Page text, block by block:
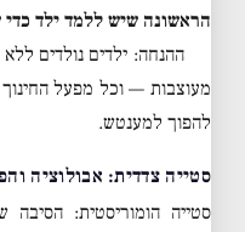
הראשונה שיש ללמד ילד
ההנחה: ילדים נולדים
מעוצבות — וכל מפעל החינוך
להפוך למענטש.
סטייה צדדית: אבולוציה
סטייה הומוריסטית: הסיבה